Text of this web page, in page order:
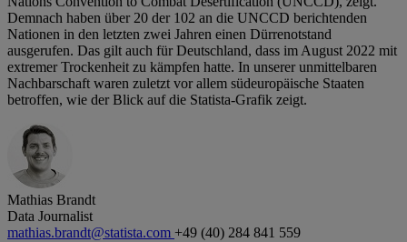
Demnach haben über 20 der 102 an die UNCCD berichtenden
Nationen in den letzten zwei Jahren einen Dürrenotstand
ausgerufen. Das gilt auch für Deutschland, dass im August 2022 mit
extremer Trockenheit zu kämpfen hatte. In unserer unmittelbaren
Nachbarschaft waren zuletzt vor allem südeuropäische Staaten
betroffen, wie der Blick auf die Statista-Grafik zeigt.
Mathias Brandt
Data Journalist
mathias.brandt@statista.com +49 (40) 284 841 559